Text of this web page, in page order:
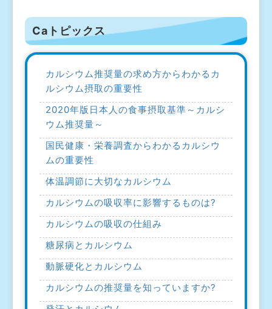
Caトピックス
カルシウム推奨量の求め方からわかるカ
ルシウム摂取の重要性
2020年版日本人の食事摂取基準～カルシ
ウム推奨量～
国民健康・栄養調査からわかるカルシウ
ムの重要性
体温調節に大切なカルシウム
カルシウムの吸収率に影響するものは?
カルシウムの吸収の仕組み
糖尿病とカルシウム
動脈硬化とカルシウム
カルシウムの推奨量を知っていますか?